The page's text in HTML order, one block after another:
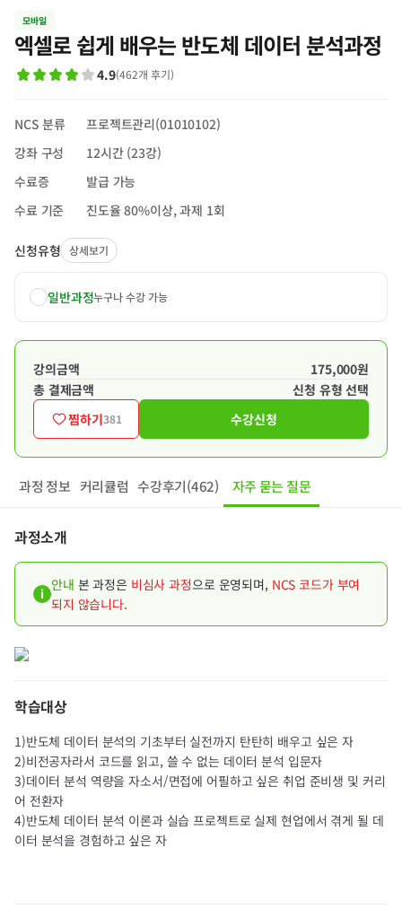
모바일
엑셀로 쉽게 배우는 반도체 데이터 분석과정
4.9(462개 후기)
NCS 분류
프로젝트관리(01010102)
강좌 구성
12시간 (23강)
수료증
발급 가능
수료 기준
진도율 80%이상, 과제 1회
신청유형 상세보기
일반과정누구나 수강 가능
강의금액
175,000원
총 결제금액
신청 유형 선택
찜하기381 수강신청
과정 정보 커리큘럼 수강후기(462) 자주 묻는 질문
과정소개
i
안내 본 과정은 비심사 과정으로 운영되며, NCS 코드가 부여
되지 않습니다.
학습대상
1)반도체 데이터 분석의 기초부터 실전까지 탄탄히 배우고 싶은 자
2)비전공자라서 코드를 읽고, 쓸 수 없는 데이터 분석 입문자
3)데이터 분석 역량을 자소서/면접에 어필하고 싶은 취업 준비생 및 커리
어 전환자
4)반도체 데이터 분석 이론과 실습 프로젝트로 실제 현업에서 겪게 될 데
이터 분석을 경험하고 싶은 자​